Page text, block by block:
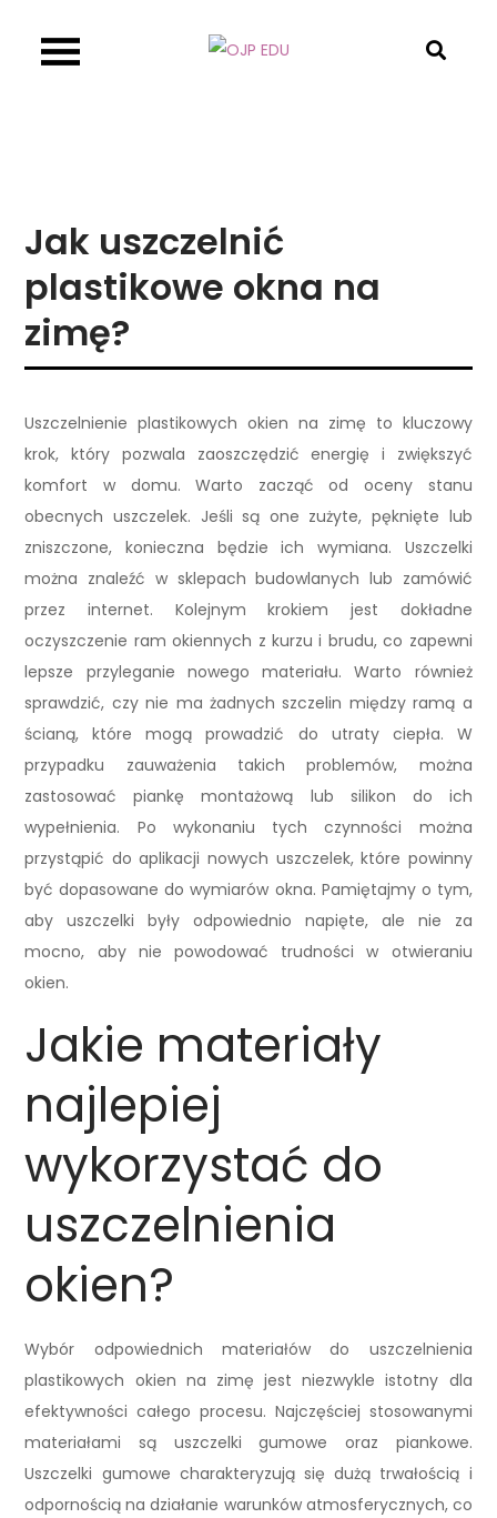
Jak uszczelnić
plastikowe okna na
zimę?
Uszczelnienie plastikowych okien na zimę to kluczowy
krok, który pozwala zaoszczędzić energię i zwiększyć
komfort w domu. Warto zacząć od oceny stanu
obecnych uszczelek. Jeśli są one zużyte, pęknięte lub
zniszczone, konieczna będzie ich wymiana. Uszczelki
można znaleźć w sklepach budowlanych lub zamówić
przez internet. Kolejnym krokiem jest dokładne
oczyszczenie ram okiennych z kurzu i brudu, co zapewni
lepsze przyleganie nowego materiału. Warto również
sprawdzić, czy nie ma żadnych szczelin między ramą a
ścianą, które mogą prowadzić do utraty ciepła. W
przypadku zauważenia takich problemów, można
zastosować piankę montażową lub silikon do ich
wypełnienia. Po wykonaniu tych czynności można
przystąpić do aplikacji nowych uszczelek, które powinny
być dopasowane do wymiarów okna. Pamiętajmy o tym,
aby uszczelki były odpowiednio napięte, ale nie za
mocno, aby nie powodować trudności w otwieraniu
okien.
Jakie materiały
najlepiej
wykorzystać do
uszczelnienia
okien?
Wybór odpowiednich materiałów do uszczelnienia
plastikowych okien na zimę jest niezwykle istotny dla
efektywności całego procesu. Najczęściej stosowanymi
materiałami są uszczelki gumowe oraz piankowe.
Uszczelki gumowe charakteryzują się dużą trwałością i
odpornością na działanie warunków atmosferycznych, co